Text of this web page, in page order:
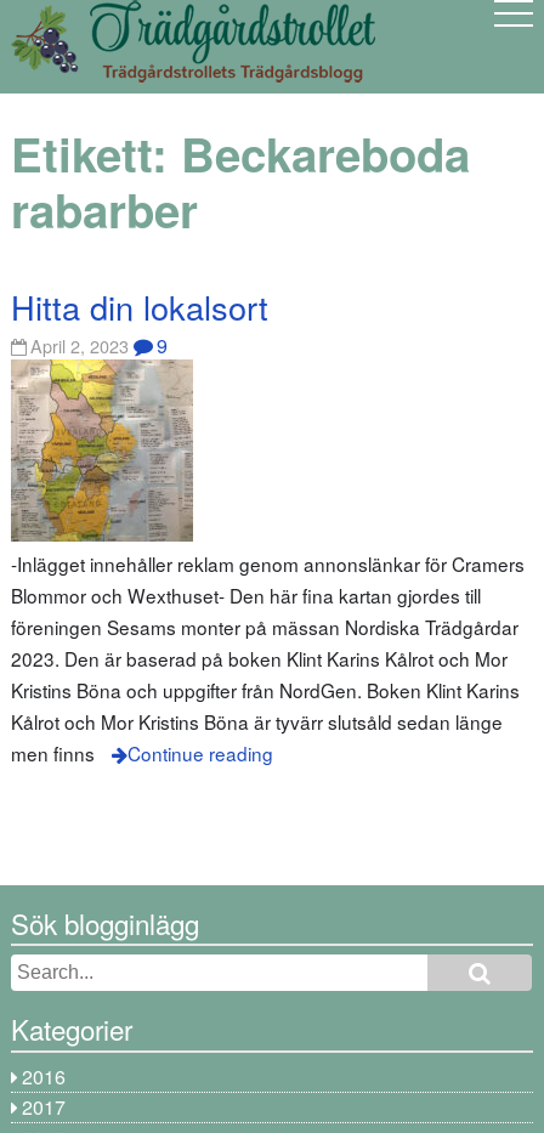
Etikett: Beckareboda
rabarber
Hitta din lokalsort
April 2, 2023 9
-Inlägget innehåller reklam genom annonslänkar för Cramers
Blommor och Wexthuset- Den här fina kartan gjordes till
föreningen Sesams monter på mässan Nordiska Trädgårdar
2023. Den är baserad på boken Klint Karins Kålrot och Mor
Kristins Böna och uppgifter från NordGen. Boken Klint Karins
Kålrot och Mor Kristins Böna är tyvärr slutsåld sedan länge
men finns
Continue reading
Sök blogginlägg
Kategorier
2016
2017